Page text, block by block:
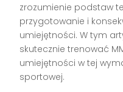
zrozumienie podstaw
przygotowanie i
umiejętności. W tym
skutecznie trenować
umiejętności w tej
sportowej.